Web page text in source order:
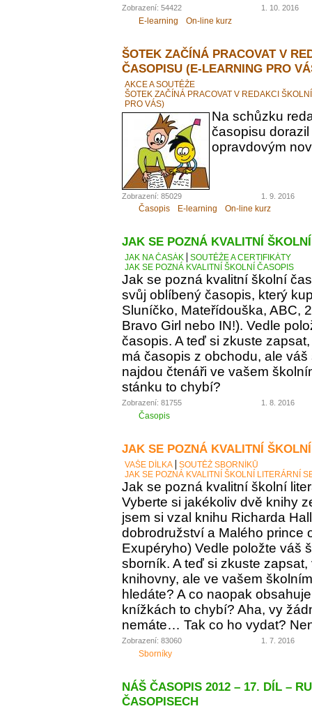
Zobrazení: 54422 1. 10. 2016
E-learning On-line kurz
ŠOTEK ZAČÍNÁ PRACOVAT V
ČASOPISU (E-LEARNING PRO
AKCE A SOUTĚŽE
ŠOTEK ZAČÍNÁ PRACOVAT V REDAKCI
PRO VÁS)
Na schůzku
časopisu
opravdovým
Zobrazení: 85029 1. 9. 2016
Časopis E-learning On-line kurz
JAK SE POZNÁ KVALITNÍ
JAK NA ČASÁK
SOUTĚŽE A CERTIFIKÁTY
JAK SE POZNÁ KVALITNÍ ŠKOLNÍ ČASOPIS
Jak se pozná kvalitní školní
svůj oblíbený časopis, který
Sluníčko, Mateřídouška, ABC,
Bravo Girl nebo IN!). Vedle
časopis. A teď si zkuste
má časopis z obchodu, ale
najdou čtenáři ve vašem
stánku to chybí?
Zobrazení: 81755 1. 8. 2016
Časopis
JAK SE POZNÁ KVALITNÍ
VAŠE DÍLKA
SOUTĚŽ SBORNÍKŮ
JAK SE POZNÁ KVALITNÍ ŠKOLNÍ LITERÁRNÍ
Jak se pozná kvalitní školní
Vyberte si jakékoliv dvě knihy
jsem si vzal knihu Richarda
dobrodružství a Malého prince
Exupéryho) Vedle položte váš
sborník. A teď si zkuste
knihovny, ale ve vašem
hledáte? A co naopak
knížkách to chybí? Aha, vy
nemáte… Tak co ho vydat?
Zobrazení: 83060 1. 7. 2016
Sborníky
NÁŠ ČASOPIS 2012 – 17. DÍL –
ČASOPISECH